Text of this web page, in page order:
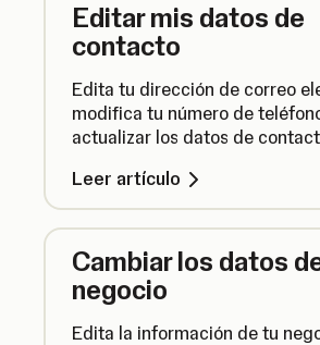
Editar mis datos de
contacto
Edita tu dirección de correo
modifica tu número de
actualizar los datos de
sesión.
Leer artículo
Cambiar los datos
negocio
Edita la información de tu